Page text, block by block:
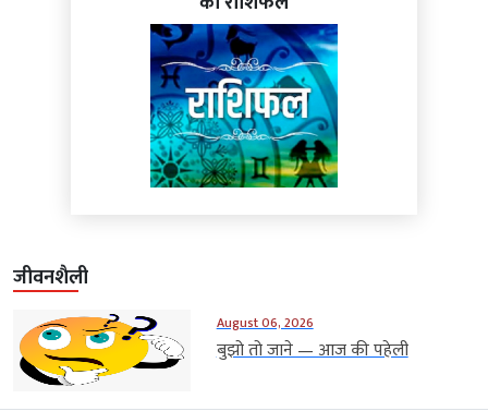
जीवनशैली
August 06, 2026
बुझो तो जाने — आज की पहेली